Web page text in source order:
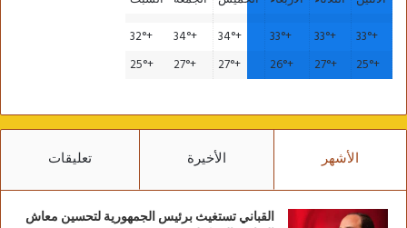
+
33°
+
33°
+
33°
+
34°
+
34°
+
32°
+
25°
+
27°
+
26°
+
27°
+
27°
+
25°
الأشهر الأخيرة تعليقات
القباني تستغيث برئيس الجمهورية لتحسين معاش